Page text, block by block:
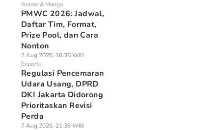
Anime & Manga
PMWC 2026: Jadwal,
Daftar Tim, Format,
Prize Pool, dan Cara
Nonton
7 Aug 2026, 16:36 WIB
Esports
Regulasi Pencemaran
Udara Usang, DPRD
DKI Jakarta Didorong
Prioritaskan Revisi
Perda
7 Aug 2026, 21:38 WIB